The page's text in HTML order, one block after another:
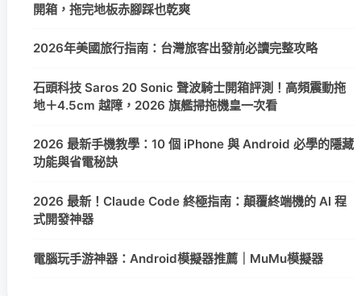
開箱，拖完地板赤腳踩也乾爽
2026年美國旅行指南：台灣旅客出發前必讀完整攻略
石頭科技 Saros 20 Sonic 聲波騎士開箱評測！高頻震動拖
地＋4.5cm 越障，2026 旗艦掃拖機皇一次看
2026 最新手機教學：10 個 iPhone 與 Android 必學的隱藏
功能與省電秘訣
2026 最新！Claude Code 終極指南：顛覆終端機的 AI 程
式開發神器
電腦玩手游神器：Android模擬器推薦｜MuMu模擬器